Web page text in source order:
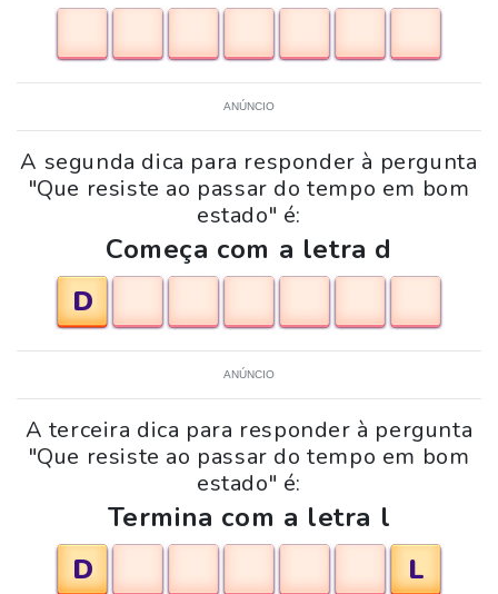
ANÚNCIO
A segunda dica para responder à pergunta
"Que resiste ao passar do tempo em bom
estado" é:
Começa com a letra d
D
ANÚNCIO
A terceira dica para responder à pergunta
"Que resiste ao passar do tempo em bom
estado" é:
Termina com a letra l
D
L